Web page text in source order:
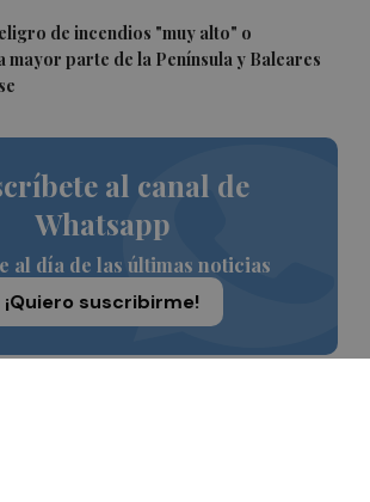
de incendios "muy alto" o
mayor parte de la Península y Baleares
al canal de
Whatsapp
al día de las últimas noticias
¡Quiero suscribirme!